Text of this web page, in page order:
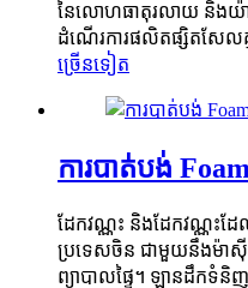
នៃលោហធាតុរលាយ និងយ៉ា
ដំណើរការផលិតផ្សិតសែលគ្
ច្រើនទៀត
ការបាត់បង់
ដែកវណ្ណះ និងដែកវណ្ណះដ
ប្រទេសចិន ជាមួយនឹងម៉ាស៊ីន
ព្យាបាលផ្ទៃ។ ឡានដឹកទំនិ